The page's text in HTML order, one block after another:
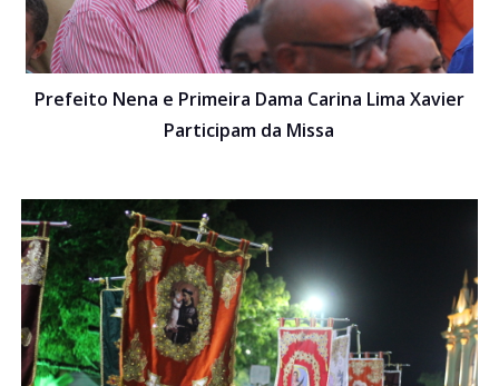
Prefeito Nena e Primeira Dama Carina Lima Xavier
Participam da Missa